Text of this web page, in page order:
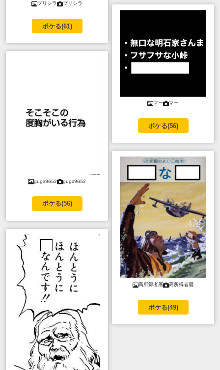
プリシラ プリシラ
ボケる(61)
guga9652 guga9652
ボケる(56)
マー マー
ボケる(56)
高所得者層 高所得者層
ボケる(49)